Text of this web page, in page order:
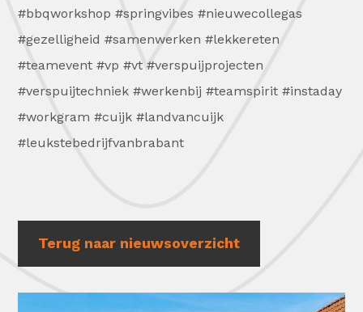
#bbqworkshop #springvibes #nieuwecollegas
#gezelligheid #samenwerken #lekkereten
#teamevent #vp #vt #verspuijprojecten
#verspuijtechniek #werkenbij #teamspirit #instaday
#workgram #cuijk #landvancuijk
#leukstebedrijfvanbrabant
Terug naar nieuwsoverzicht